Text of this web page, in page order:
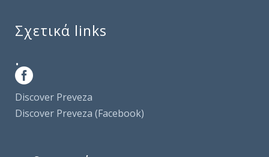
Σχετικά links
.
Discover Preveza
Discover Preveza (Facebook)